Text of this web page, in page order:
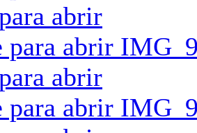
abrir
abrir